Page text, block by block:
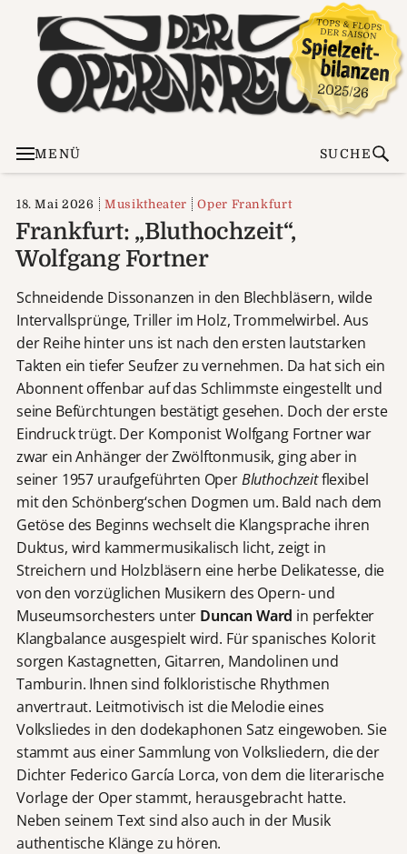
MENÜ SUCHE
18. Mai 2026 Musiktheater Oper Frankfurt
Frankfurt: „Bluthochzeit“,
Wolfgang Fortner
Schneidende Dissonanzen in den Blechbläsern, wilde
Intervallsprünge, Triller im Holz, Trommelwirbel. Aus
der Reihe hinter uns ist nach den ersten lautstarken
Takten ein tiefer Seufzer zu vernehmen. Da hat sich ein
Abonnent offenbar auf das Schlimmste eingestellt und
seine Befürchtungen bestätigt gesehen. Doch der erste
Eindruck trügt. Der Komponist Wolfgang Fortner war
zwar ein Anhänger der Zwölftonmusik, ging aber in
seiner 1957 uraufgeführten OperBluthochzeitflexibel
mit den Schönberg‘schen Dogmen um. Bald nach dem
Getöse des Beginns wechselt die Klangsprache ihren
Duktus, wird kammermusikalisch licht, zeigt in
Streichern und Holzbläsern eine herbe Delikatesse, die
von den vorzüglichen Musikern des Opern- und
Museumsorchesters unter Duncan Ward in perfekter
Klangbalance ausgespielt wird. Für spanisches Kolorit
sorgen Kastagnetten, Gitarren, Mandolinen und
Tamburin. Ihnen sind folkloristische Rhythmen
anvertraut. Leitmotivisch ist die Melodie eines
Volksliedes in den dodekaphonen Satz eingewoben. Sie
stammt aus einer Sammlung von Volksliedern, die der
Dichter Federico García Lorca, von dem die literarische
Vorlage der Oper stammt, herausgebracht hatte.
Neben seinem Text sind also auch in der Musik
authentische Klänge zu hören.